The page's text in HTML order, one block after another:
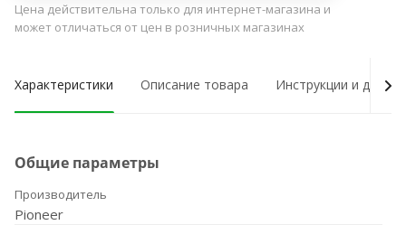
Цена действительна только для интернет-магазина и
может отличаться от цен в розничных магазинах
Характеристики Описание товара Инструкции и
Общие параметры
Производитель
Pioneer